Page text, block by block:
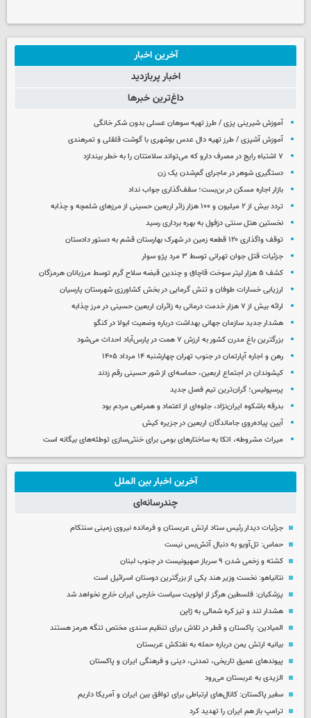
آخرین اخبار
اخبار پربازدید
داغ‌ترین خبرها
آموزش شیرینی پزی / طرز تهیه سوهان عسلی بدون شکر خانگی
آموزش آشپزی / طرز تهیه دال عدس بوشهری با گوشت قلقلی و تمرهندی
۷ اشتباه رایج در مصرف دارو که می‌تواند سلامتتان را به خطر بیندازد
دستگیری شوهر در ماجرای گم‌شدن یک زن
بازار اجاره مسکن در بن‌بست؛ سقف‌گذاری جواب نداد
تردد بیش از ۲ میلیون و ۱۰۰ هزار زائر اربعین حسینی از مرزهای شلمچه و چذابه
نخستین هتل سنتی دزفول به بهره برداری رسید
توقف واگذاری ۱۲۰ قطعه زمین در شهرک بهارستان قشم به دستور دادستان
جزئیات قتل جوان تهرانی توسط ۳ مرد پژو سوار
کشف ۵ هزار لیتر سوخت قاچاق و چندین قبضه سلاح گرم توسط مرزبانان هرمزگان
ارزیابی خسارات طوفان و تنش گرمایی در بخش کشاورزی شهرستان پارسیان
ارائه بیش از ۷ هزار خدمت درمانی به زائران اربعین حسینی در مرز چذابه
هشدار جدید سازمان جهانی بهداشت درباره وضعیت ابولا در کنگو
بزرگترین باغ مدرن کشور به ارزش ۷ همت در پارس‌آباد احداث می‌شود
رهن و اجاره آپارتمان در جنوب تهران چهارشنبه ۱۴ مرداد ۱۴۰۵
کیشوندان در اجتماع اربعین، حماسه‌ای از شور حسینی رقم زدند
پرسپولیس؛ گران‌ترین تیم فصل جدید
بدرقه باشکوه ایران‌نژاد، جلوه‌ای از اعتماد و همراهی مردم بود
آیین پیاده‌روی جاماندگان اربعین در جزیره کیش
میراث مشروطه، اتکا به ساختارهای بومی برای خنثی‌سازی توطئه‌های بیگانه است
آخرین اخبار بین الملل
چندرسانه‌ای
جزئیات دیدار رئیس ستاد ارتش عربستان و فرمانده نیروی زمینی سنتکام
حماس: تل‌آویو به دنبال آتش‌بس نیست
کشته و زخمی شدن ۹ سرباز صهیونیست در جنوب لبنان
نتانیاهو: نخست وزیر هند یکی از بزرگترین دوستان اسرائیل است
پزشکیان: فلسطین هرگز از اولویت سیاست خارجی ایران خارج نخواهد شد
هشدار تند و تیز کره شمالی به ژاپن
المیادین: پاکستان و قطر در تلاش برای تنظیم سندی مختص تنگه هرمز هستند
بیانیه ارتش یمن درباره حمله به نفتکش عربستان
پیوندهای عمیق تاریخی، تمدنی، دینی و فرهنگی ایران و پاکستان
الزیدی به عربستان می‌رود
سفیر پاکستان: کانال‌های ارتباطی برای توافق بین ایران و آمریکا داریم
ترامپ باز هم ایران را تهدید کرد